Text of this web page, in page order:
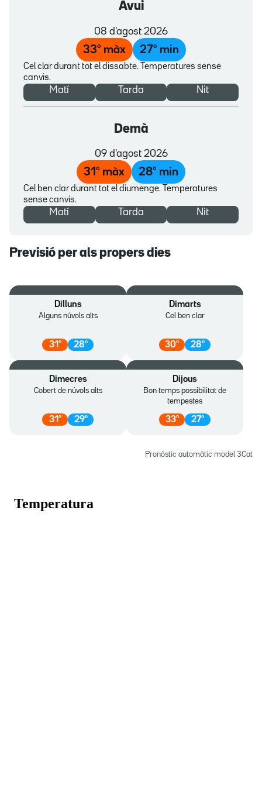
Avui
08 d'agost 2026
33º màx 27º min
Cel clar durant tot el dissabte. Temperatures sense
canvis.
Matí Tarda Nit
Demà
09 d'agost 2026
31º màx 28º min
Cel ben clar durant tot el diumenge. Temperatures
sense canvis.
Matí Tarda Nit
Previsió per als propers dies
Dilluns
Alguns núvols alts
31 º 28º
Dimarts
Cel ben clar
30º 28º
Dimecres
Cobert de núvols alts
31 º 29º
Dijous
Bon temps possibilitat de
tempestes
33º 27º
Pronòstic automàtic model 3Cat